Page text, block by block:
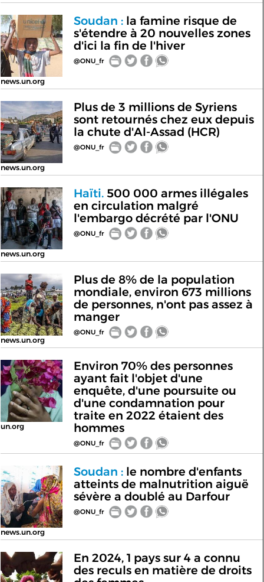
news.un.org
Soudan :la famine risque de
s'étendre à 20 nouvelles zones
d'ici la fin de l'hiver
@ONU_fr
news.un.org
Plus de 3 millions de Syriens
sont retournés chez eux depuis
la chute d'Al-Assad (HCR)
@ONU_fr
news.un.org
Haïti.500 000 armes illégales
en circulation malgré
l'embargo décrété par l'ONU
@ONU_fr
news.un.org
Plus de 8% de la population
mondiale, environ 673 millions
de personnes, n'ont pas assez à
manger
@ONU_fr
un.org
Environ 70% des personnes
ayant fait l'objet d'une
enquête, d'une poursuite ou
d'une condamnation pour
traite en 2022 étaient des
hommes
@ONU_fr
news.un.org
Soudan :le nombre d'enfants
atteints de malnutrition aiguë
sévère a doublé au Darfour
@ONU_fr
En 2024, 1 pays sur 4 a connu
des reculs en matière de droits